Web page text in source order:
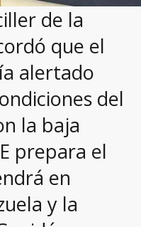
de la
que el
alertado
del
la baja
prepara el
en
y la